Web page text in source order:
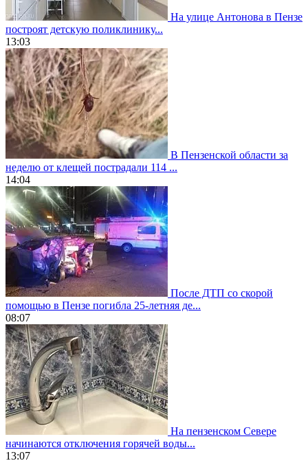
На улице Антонова в Пензе
построят детскую поликлинику...
13:03
В Пензенской области за
неделю от клещей пострадали 114 ...
14:04
После ДТП со скорой
помощью в Пензе погибла 25-летняя де...
08:07
На пензенском Севере
начинаются отключения горячей воды...
13:07